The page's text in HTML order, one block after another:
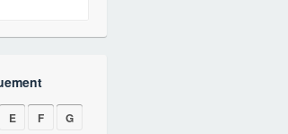
E F
G